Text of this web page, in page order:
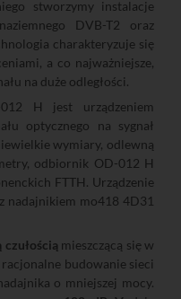
stworzymy instalacje
DVB-T2 oraz
charakteryzuje się
a co najważniejsze,
na duże odległości.
H jest urządzeniem
optycznego na sygnał
wymiary, odlewną
odbiornik OD-012 H
FTTH. Urządzenie
nadajnikiem mo418 4D31
czułością mieszczącą się w
budowanie sieci
o mniejszej mocy.